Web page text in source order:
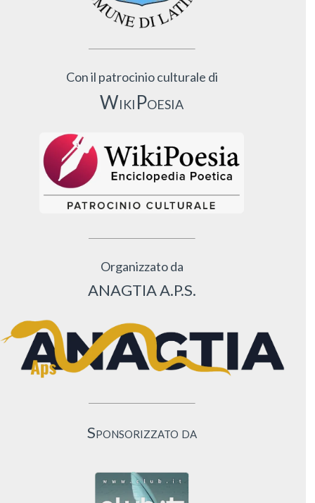
Con il patrocinio culturale di
WikiPoesia
Organizzato da
ANAGTIA A.P.S.
Sponsorizzato da